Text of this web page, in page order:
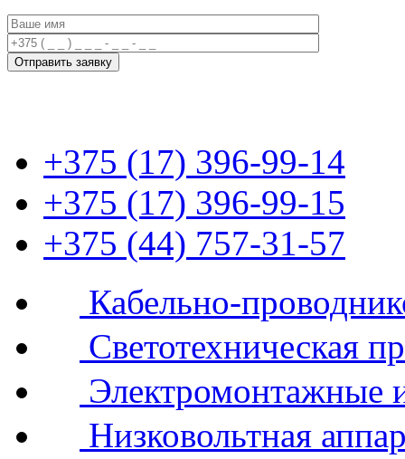
+375 (17) 396-99-14
+375 (17) 396-99-15
+375 (44) 757-31-57
Кабельно-
Светотехническая
Электромонтажные
Низковольтная